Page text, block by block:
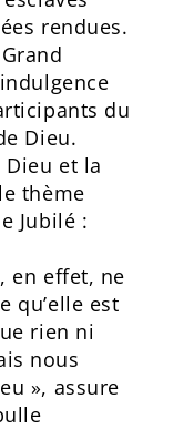
rendues.
du
Dieu.
et la
thème
Jubilé :
en effet, ne
qu’elle est
rien ni
nous
», assure